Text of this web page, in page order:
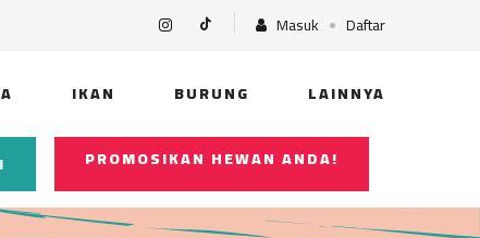
Masuk Daftar
IKAN BURUNG LAINNYA
PROMOSIKAN HEWAN ANDA!